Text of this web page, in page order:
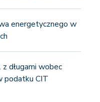
energetycznego w
z długami wobec
podatku CIT